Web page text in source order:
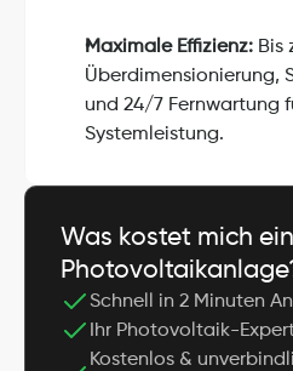
Maximale Effizienz: Bis
Überdimensionierung,
und 24/7 Fernwartung
Systemleistung.
Was kostet mich
Schnell in 2 Minuten
Ihr Photovoltaik-
Kostenlos &